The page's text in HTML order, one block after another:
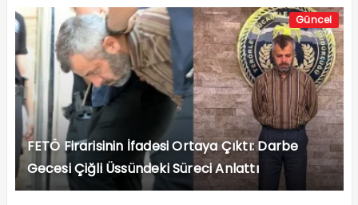
Güncel
FETÖ Firarisinin İfadesi Ortaya Çıktı: Darbe
Gecesi Çiğli Üssündeki Süreci Anlattı